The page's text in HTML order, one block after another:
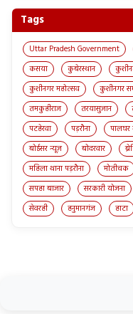
Tags
Uttar Pradesh Government
कसया
कुबेरस्थान
कुशीनगर महोत्सव
कुशीनगर
तमकुहीराज
तरयासुजान
पटहेरवा
पड़रौना पालघर
बोईसर न्यूज़
बोदरवार
महिला थाना पड़रौना
मोतीचक
सपहा बाजार
सरकारी योजना
सेवरही
हनुमानगंज हाटा